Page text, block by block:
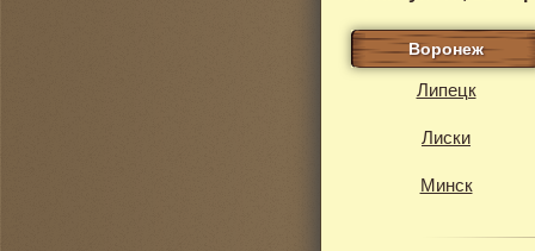
Воронеж
Липецк
Лиски
Минск